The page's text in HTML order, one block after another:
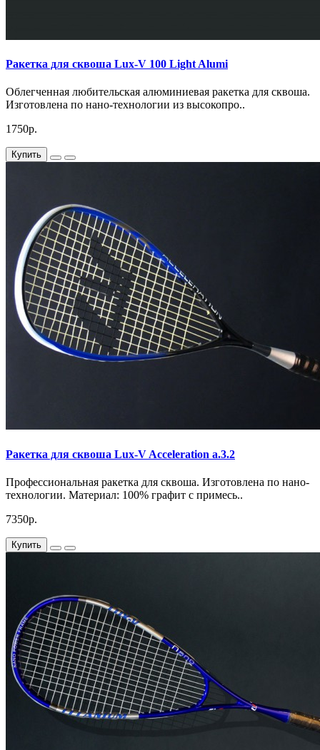
Ракетка для сквоша Lux-V 100 Light Alumi
Облегченная любительская алюминиевая ракетка для сквоша.
Изготовлена по нано-технологии из высокопро..
1750р.
Купить
Ракетка для сквоша Lux-V Acceleration a.3.2
Професcиональная ракетка для сквоша. Изготовлена по нано-
технологии. Материал: 100% графит с примесь..
7350р.
Купить